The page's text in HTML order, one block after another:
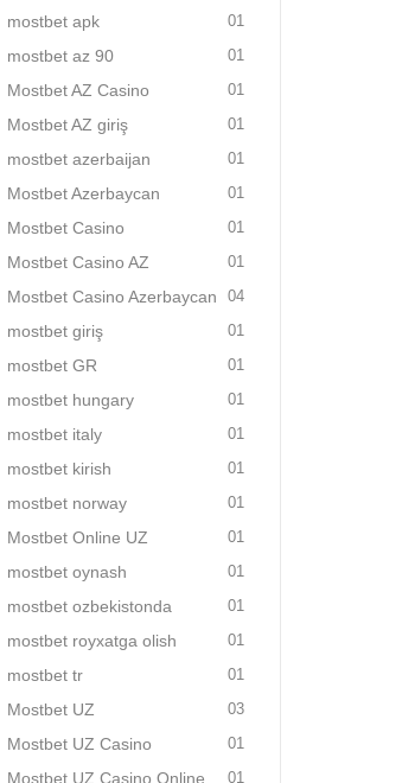
mostbet apk 01
mostbet az 90 01
Mostbet AZ Casino 01
Mostbet AZ giriş 01
mostbet azerbaijan 01
Mostbet Azerbaycan 01
Mostbet Casino 01
Mostbet Casino AZ 01
Mostbet Casino Azerbaycan 04
mostbet giriş 01
mostbet GR 01
mostbet hungary 01
mostbet italy 01
mostbet kirish 01
mostbet norway 01
Mostbet Online UZ 01
mostbet oynash 01
mostbet ozbekistonda 01
mostbet royxatga olish 01
mostbet tr 01
Mostbet UZ 03
Mostbet UZ Casino 01
Mostbet UZ Casino Online 01